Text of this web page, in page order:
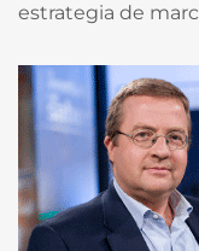
estrategia de